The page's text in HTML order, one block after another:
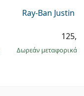
Ray-Ban Justin
Δωρεάν μεταφορικά